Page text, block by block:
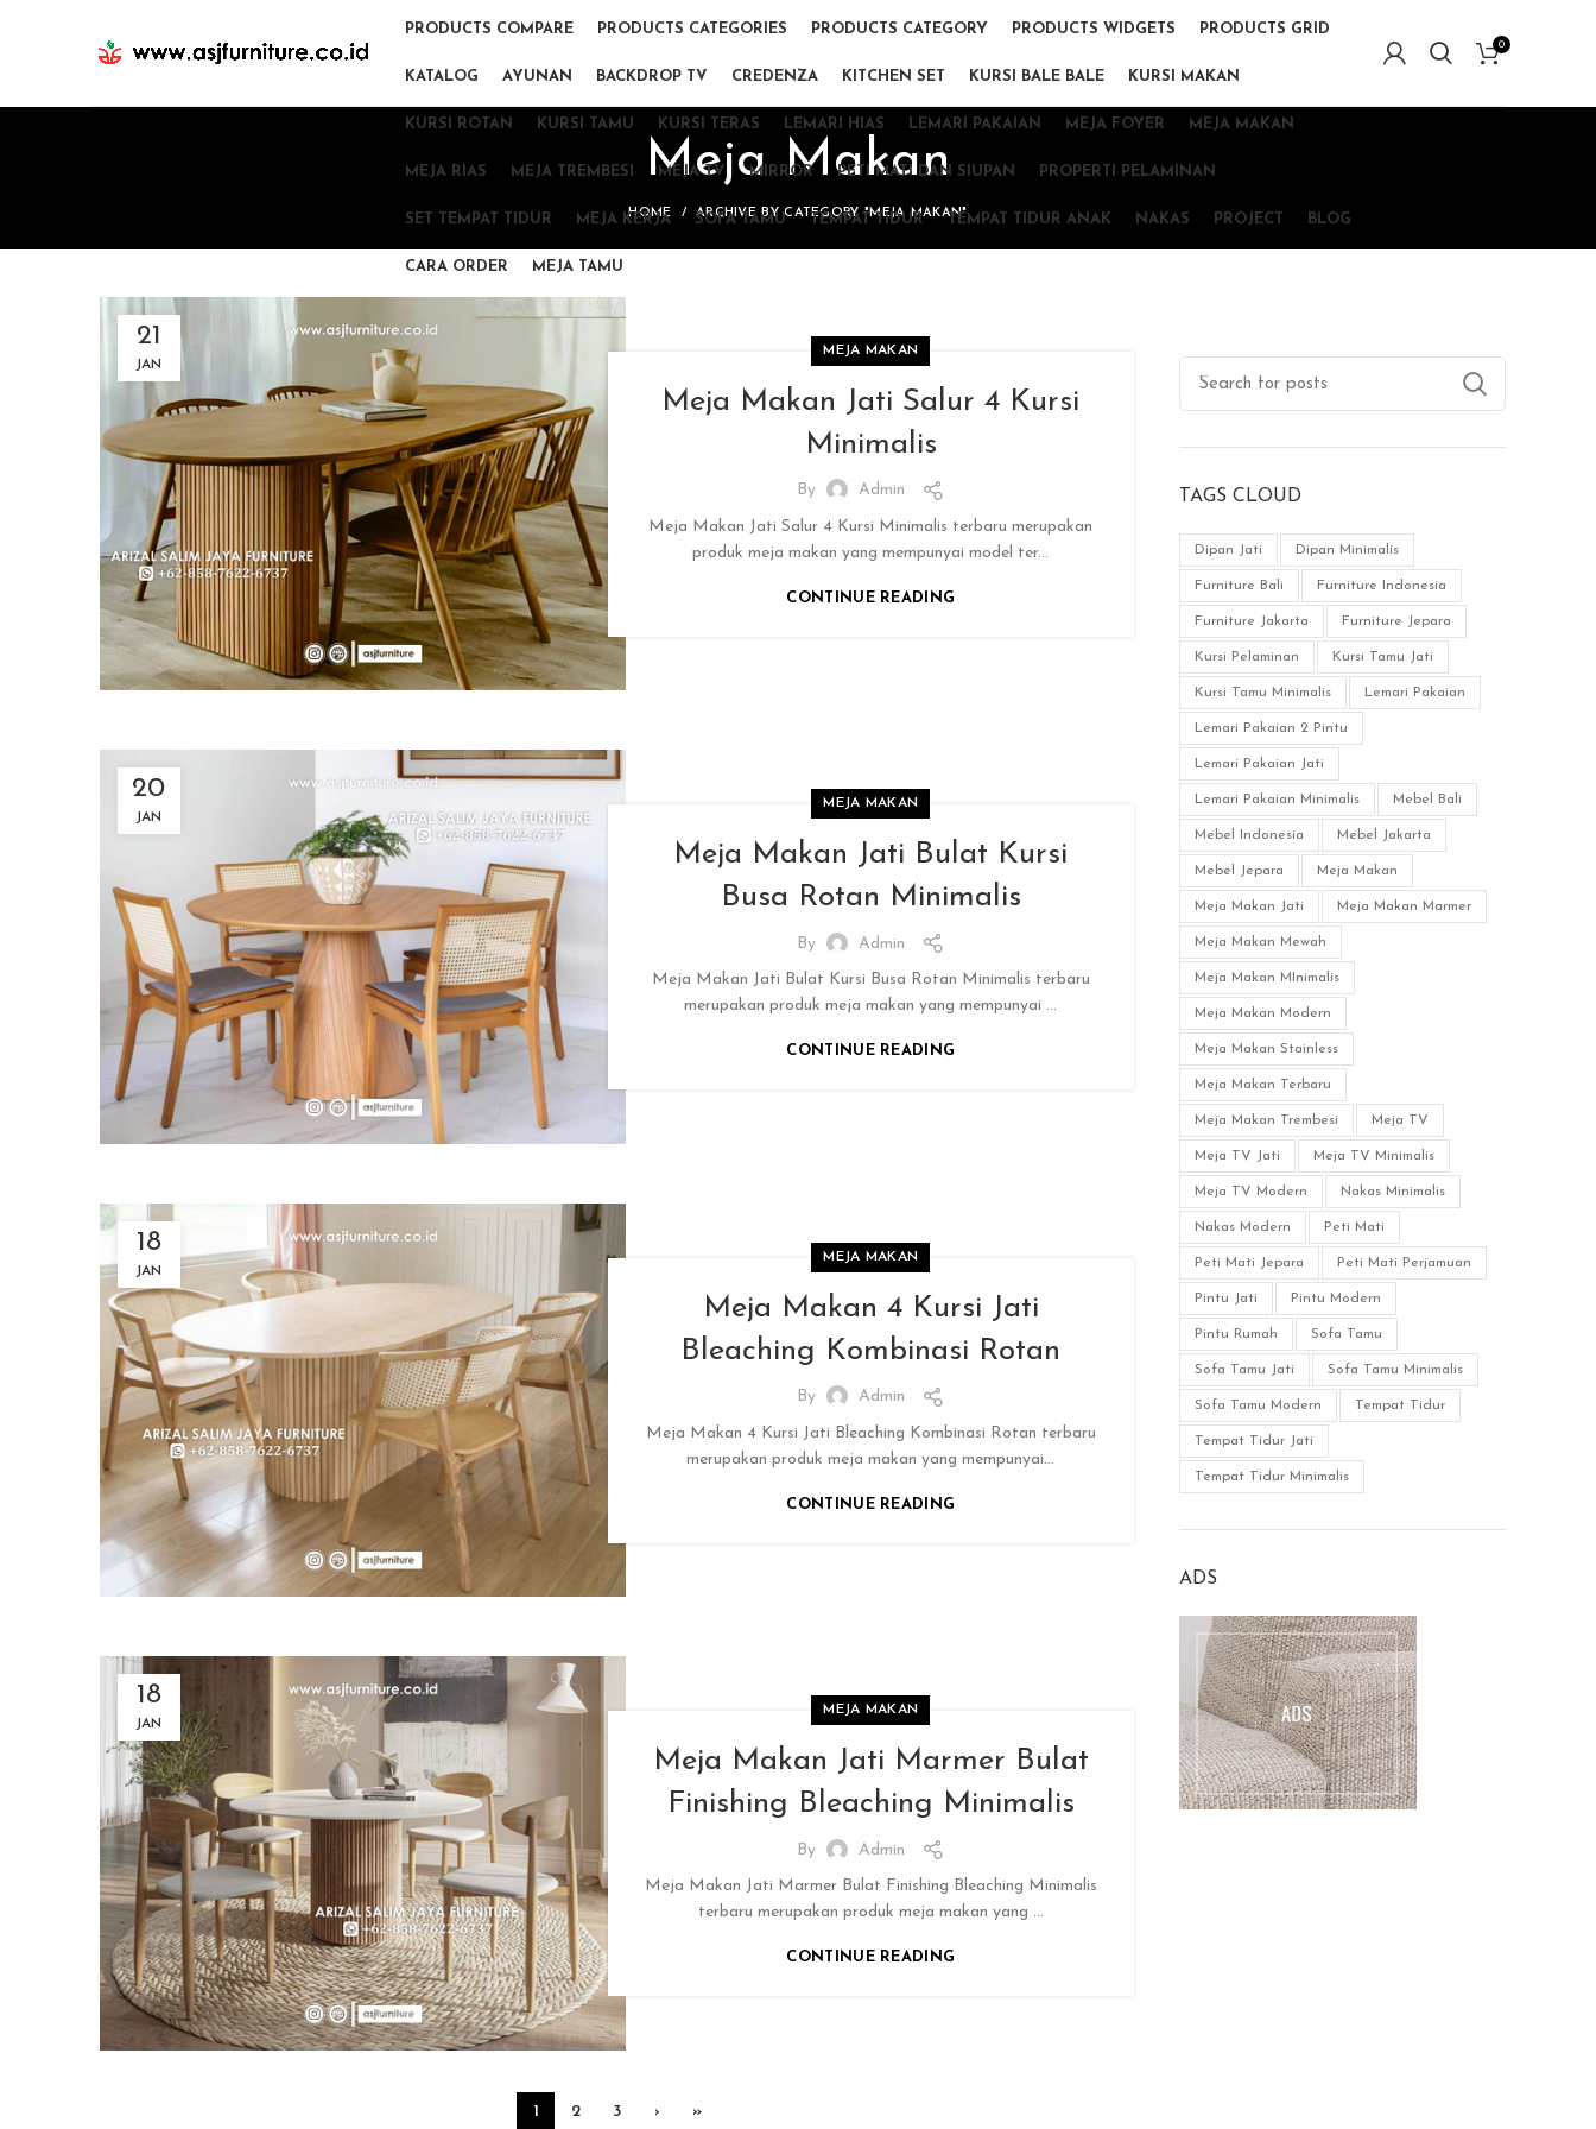
PRODUCTS COMPARE PRODUCTS CATEGORIES PRODUCTS CATEGORY PRODUCTS WIDGETS PRODUCTS GRID
KATALOG AYUNAN BACKDROP TV CREDENZA KITCHEN SET KURSI BALE BALE KURSI MAKAN
KURSI ROTAN KURSI TAMU KURSI TERAS LEMARI HIAS LEMARI PAKAIAN MEJA FOYER MEJA MAKAN
MEJA RIAS MEJA TREMBESI MEJA TV MIRROR PETI MATI DAN SIUPAN PROPERTI PELAMINAN
SET TEMPAT TIDUR MEJA KERJA SOFA TAMU TEMPAT TIDUR TEMPAT TIDUR ANAK NAKAS PROJECT BLOG
CARA ORDER MEJA TAMU
0
Meja Makan
HOME ARCHIVE BY CATEGORY "MEJA MAKAN"
21
JAN
MEJA MAKAN
Meja Makan Jati Salur 4 Kursi
Minimalis
By Admin
Meja Makan Jati Salur 4 Kursi Minimalis terbaru merupakan
produk meja makan yang mempunyai model ter...
CONTINUE READING
20
JAN
MEJA MAKAN
Meja Makan Jati Bulat Kursi
Busa Rotan Minimalis
By Admin
Meja Makan Jati Bulat Kursi Busa Rotan Minimalis terbaru
merupakan produk meja makan yang mempunyai ...
CONTINUE READING
18
JAN
MEJA MAKAN
Meja Makan 4 Kursi Jati
Bleaching Kombinasi Rotan
By Admin
Meja Makan 4 Kursi Jati Bleaching Kombinasi Rotan terbaru
merupakan produk meja makan yang mempunyai...
CONTINUE READING
18
JAN
MEJA MAKAN
Meja Makan Jati Marmer Bulat
Finishing Bleaching Minimalis
By Admin
Meja Makan Jati Marmer Bulat Finishing Bleaching Minimalis
terbaru merupakan produk meja makan yang ...
CONTINUE READING
1 2 3 › »
TAGS CLOUD
Dipan Jati Dipan Minimalis
Furniture Bali Furniture Indonesia
Furniture Jakarta Furniture Jepara
Kursi Pelaminan Kursi Tamu Jati
Kursi Tamu Minimalis Lemari Pakaian
Lemari Pakaian 2 Pintu
Lemari Pakaian Jati
Lemari Pakaian Minimalis Mebel Bali
Mebel Indonesia Mebel Jakarta
Mebel Jepara Meja Makan
Meja Makan Jati Meja Makan Marmer
Meja Makan Mewah
Meja Makan MInimalis
Meja Makan Modern
Meja Makan Stainless
Meja Makan Terbaru
Meja Makan Trembesi Meja TV
Meja TV Jati Meja TV Minimalis
Meja TV Modern Nakas Minimalis
Nakas Modern Peti Mati
Peti Mati Jepara Peti Mati Perjamuan
Pintu Jati Pintu Modern
Pintu Rumah Sofa Tamu
Sofa Tamu Jati Sofa Tamu Minimalis
Sofa Tamu Modern Tempat Tidur
Tempat Tidur Jati
Tempat Tidur Minimalis
ADS